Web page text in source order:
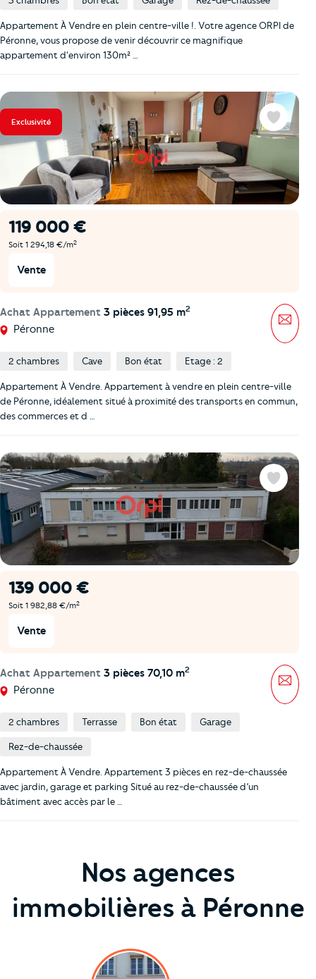
Appartement À Vendre en plein centre-ville !. Votre agence ORPI de
Péronne, vous propose de venir découvrir ce magnifique
appartement d'environ 130m² …
Exclusivité
119 000 €
Soit 1 294,18 €/m2
Vente
Achat Appartement 3 pièces 91,95 m2
Péronne
Favoris
2 chambres Cave Bon état Etage : 2
Appartement À Vendre. Appartement à vendre en plein centre-ville
de Péronne, idéalement situé à proximité des transports en commun,
des commerces et d …
139 000 €
Soit 1 982,88 €/m2
Vente
Achat Appartement 3 pièces 70,10 m2
Péronne
Favoris
2 chambres Terrasse Bon état Garage
Rez-de-chaussée
Appartement À Vendre. Appartement 3 pièces en rez-de-chaussée
avec jardin, garage et parking Situé au rez-de-chaussée d’un
bâtiment avec accès par le …
Nos agences
immobilières à Péronne